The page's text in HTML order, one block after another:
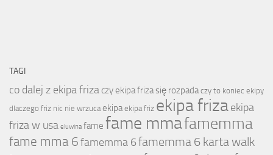
TAGI
co dalej z ekipa friza czy ekipa friza się rozpada czy to koniec ekipy
dlaczego friz nic nie wrzuca ekipa ekipa friz ekipa frizaekipa
friza w usa eluwina fame fame mmafamemma
fame mma 6famemma 6famemma 6 karta walk